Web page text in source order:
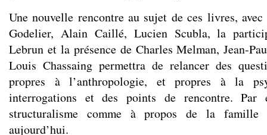
Une nouvelle rencontre au sujet de ces livres,
Godelier, Alain Caillé, Lucien Scubla, la
Lebrun et la présence de Charles Melman, Jean-
Louis Chassaing permettra de relancer des
propres à l’anthropologie, et propres à la
interrogations et des points de rencontre. Par
structuralisme comme à propos de la famille
aujourd’hui.